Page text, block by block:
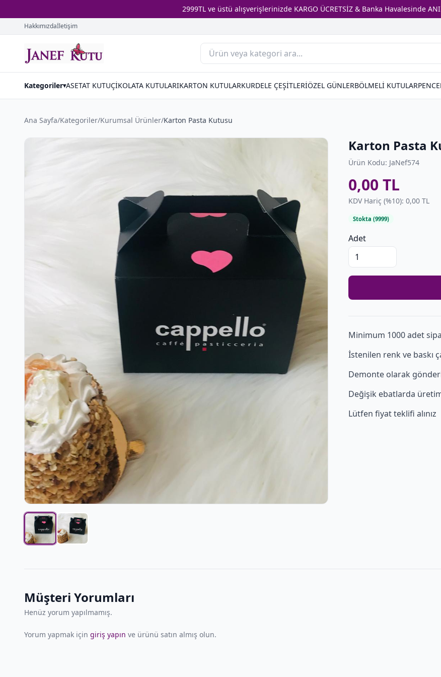
2999TL ve üstü alışverişlerinizde KARGO ÜCRETSİZ & Banka Havalesinde
Hakkımızdaİletişim
Kategoriler▾ASETAT KUTUÇİKOLATA KUTULARIKARTON KUTULARKURDELE ÇEŞİTLERİÖZEL GÜNLERBÖLMELİ KUTULAR
Ana Sayfa/Kategoriler/Kurumsal Ürünler/Karton Pasta Kutusu
Karton Pasta
Ürün Kodu: JaNef574
0,00 TL
KDV Hariç (%10): 0,00 TL
Stokta (9999)
Adet
Minimum 1000 adet
İstenilen renk ve baskı
Demonte olarak
Değişik ebatlarda
Lütfen fiyat teklifi alınız
Müşteri Yorumları
Henüz yorum yapılmamış.
Yorum yapmak için giriş yapın ve ürünü satın almış olun.